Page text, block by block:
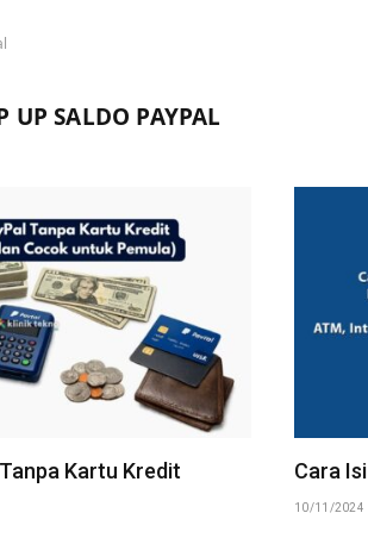
UP SALDO PAYPAL
Kartu Kredit Cara
10/11/2024